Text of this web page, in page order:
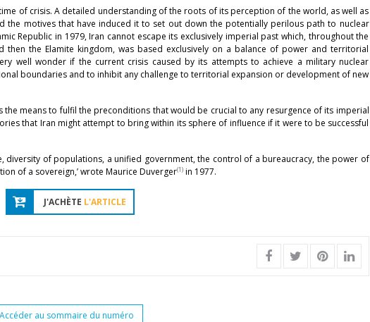
of crisis. A detailed understanding of the roots of its perception of the world, as well as
the motives that have induced it to set out down the potentially perilous path to nuclear
Republic in 1979, Iran cannot escape its exclusively imperial past which, throughout the
the Elamite kingdom, was based exclusively on a balance of power and territorial
well wonder if the current crisis caused by its attempts to achieve a military nuclear
boundaries and to inhibit any challenge to territorial expansion or development of new
the means to fulfil the preconditions that would be crucial to any resurgence of its imperial
that Iran might attempt to bring within its sphere of influence if it were to be successful
diversity of populations, a unified government, the control of a bureaucracy, the power of
of a sovereign,’ wrote Maurice Duverger(1) in 1977.
J'ACHÈTE L'ARTICLE
Accéder au sommaire du numéro